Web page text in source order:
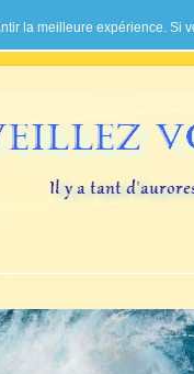
la meilleure expérience. Si